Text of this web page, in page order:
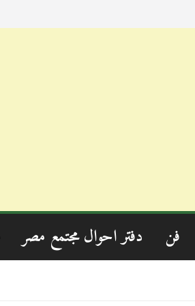
فن دفتر احوال مجتمع مصر